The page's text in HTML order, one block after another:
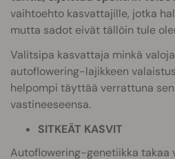
vaihtoehto kasvattajille, jotka
mutta sadot eivät tällöin tule
Valitsipa kasvattaja minkä
autoflowering-lajikkeen
helpompi täyttää verrattuna
vastineeseensa.
SITKEÄT KASVIT
Autoflowering-genetiikka takaa